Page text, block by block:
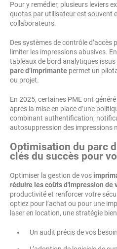
Pour y remédier, plusieurs leviers
quotas par utilisateur est souvent
collaborateurs.
Des systèmes de contrôle d’accès
limiter les impressions abusives.
tableaux de bord analytiques issus
parc d’imprimante permet un
ou projet.
En 2025, certaines PME ont généré
après la mise en place d’une
combinant authentification,
autosuppression des impressions
Optimisation du parc
clés du succès pour
Optimiser la gestion de vos
réduire les coûts d'impression de
productivité et renforcer votre
optiez pour l’achat ou pour une
laser en location, une stratégie
Un audit précis de vos